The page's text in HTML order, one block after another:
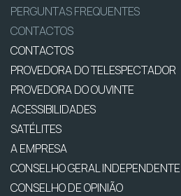
PERGUNTAS FREQUENTES
CONTACTOS
CONTACTOS
PROVEDORA DO TELESPECTADOR
PROVEDORA DO OUVINTE
ACESSIBILIDADES
SATÉLITES
A EMPRESA
CONSELHO GERAL INDEPENDENTE
CONSELHO DE OPINIÃO